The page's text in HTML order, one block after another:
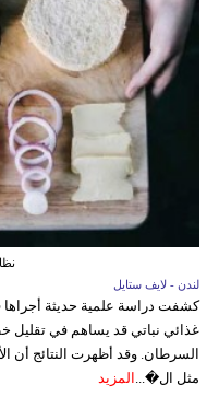
لندن - لايف ستايل
كشفت دراسة علمية حديثة أجراها
غذائي نباتي قد يساهم في تقليل
السرطان. وقد أظهرت النتائج أن
مثل ال�...
المزيد